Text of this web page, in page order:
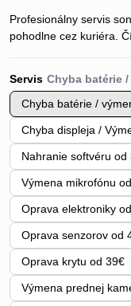
Profesionálny servis
pohodlne cez kuriéra.
Servis
Chyba batérie /
Chyba displeja /
Nahranie softvéru od
Výmena mikrofónu
Oprava elektroniky
Oprava senzorov od
Oprava krytu od 39€
Výmena prednej